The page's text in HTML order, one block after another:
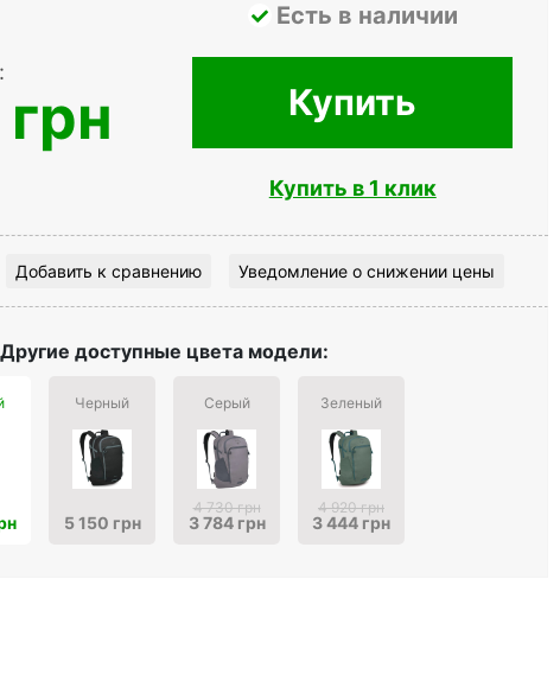
Есть в наличии
Купить
Купить в 1 клик
Добавить к сравнению Уведомление о снижении цены
Другие доступные цвета модели:
Черный
5 150 грн
Серый
4 730 грн
3 784 грн
Зеленый
4 920 грн
3 444 грн